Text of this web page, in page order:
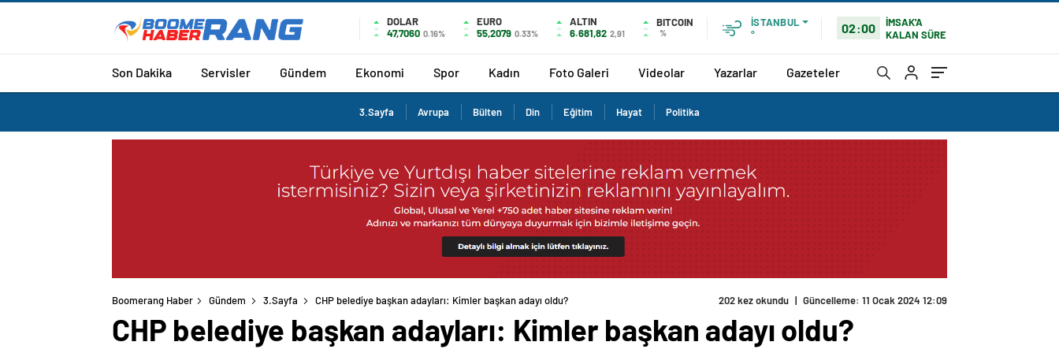
DOLAR
47,7060 0.16%
EURO
55,2079 0.33%
ALTIN
6.681,82 2,91
BITCOIN
%
İSTANBUL
°
02:00
İMSAK'A
KALAN SÜRE
Son Dakika Servisler Gündem Ekonomi Spor Kadın Foto Galeri Videolar Yazarlar Gazeteler
3.Sayfa Avrupa Bülten Din Eğitim Hayat Politika
Boomerang Haber Gündem 3.Sayfa CHP belediye başkan adayları: Kimler başkan adayı oldu? 202 kez okundu | Güncelleme: 11 Ocak 2024 12:09
CHP belediye başkan adayları: Kimler başkan adayı oldu?